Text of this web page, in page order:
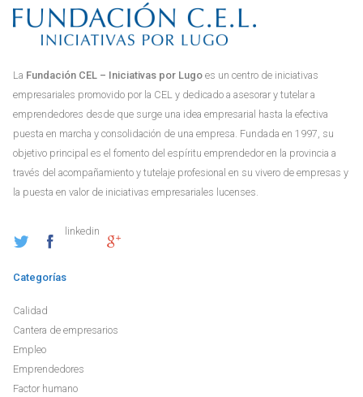
La Fundación CEL – Iniciativas por Lugo es un centro de iniciativas
empresariales promovido por la CEL y dedicado a asesorar y tutelar a
emprendedores desde que surge una idea empresarial hasta la efectiva
puesta en marcha y consolidación de una empresa. Fundada en 1997, su
objetivo principal es el fomento del espíritu emprendedor en la provincia a
través del acompañamiento y tutelaje profesional en su vivero de empresas y
la puesta en valor de iniciativas empresariales lucenses.
linkedin
Categorías
Calidad
Cantera de empresarios
Empleo
Emprendedores
Factor humano